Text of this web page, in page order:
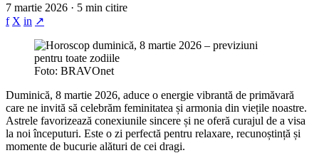
7 martie 2026 · 5 min citire
f X in ↗
Foto: BRAVOnet
Duminică, 8 martie 2026, aduce o energie vibrantă de primăvară
care ne invită să celebrăm feminitatea și armonia din viețile noastre.
Astrele favorizează conexiunile sincere și ne oferă curajul de a visa
la noi începuturi. Este o zi perfectă pentru relaxare, recunoștință și
momente de bucurie alături de cei dragi.